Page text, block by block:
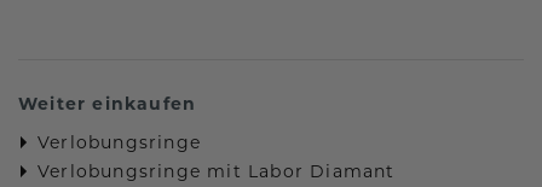
Weiter einkaufen
Verlobungsringe
Verlobungsringe mit Labor Diamant